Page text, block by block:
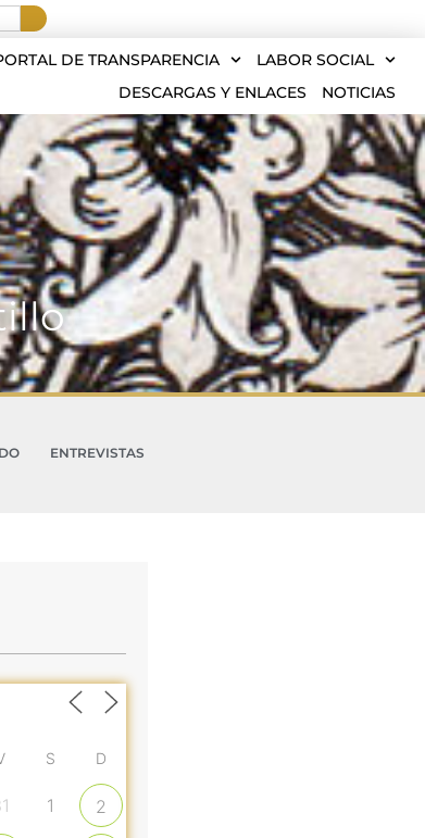
DE TRANSPARENCIA
LABOR SOCIAL
DESCARGAS Y ENLACES
NOTICIAS
ENTREVISTAS
S D
1 2